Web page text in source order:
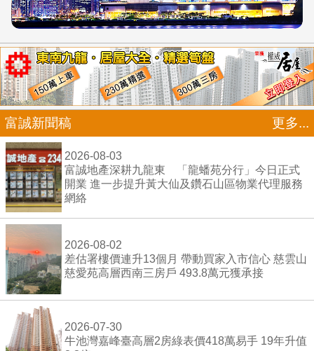
富誠新聞稿 更多...
2026-08-03
富誠地產深耕九龍東 「龍蟠苑分行」今日正式
開業 進一步提升黃大仙及鑽石山區物業代理服務
網絡
2026-08-02
差估署樓價連升13個月 帶動買家入市信心 慈雲山
慈愛苑高層西南三房戶 493.8萬元獲承接
2026-07-30
牛池灣嘉峰臺高層2房綠表價418萬易手 19年升值